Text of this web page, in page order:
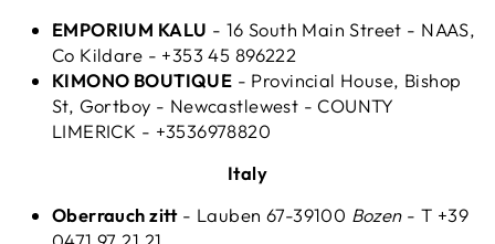
EMPORIUM KALU - 16 South Main Street - NAAS,
Co Kildare - +353 45 896222
KIMONO BOUTIQUE - Provincial House, Bishop
St, Gortboy - Newcastlewest - COUNTY
LIMERICK - +3536978820
Italy
Oberrauch zitt- Lauben 67-39100 Bozen- T +39